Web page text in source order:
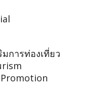
การท่องเที่ยว